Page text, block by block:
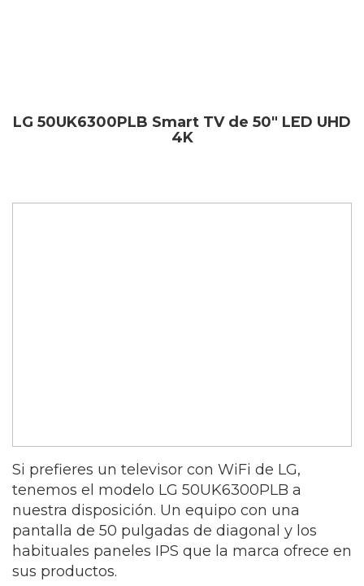
LG 50UK6300PLB Smart TV de 50″ LED UHD
4K
Si prefieres un televisor con WiFi de LG,
tenemos el modelo LG 50UK6300PLB a
nuestra disposición. Un equipo con una
pantalla de 50 pulgadas de diagonal y los
habituales paneles IPS que la marca ofrece en
sus productos.